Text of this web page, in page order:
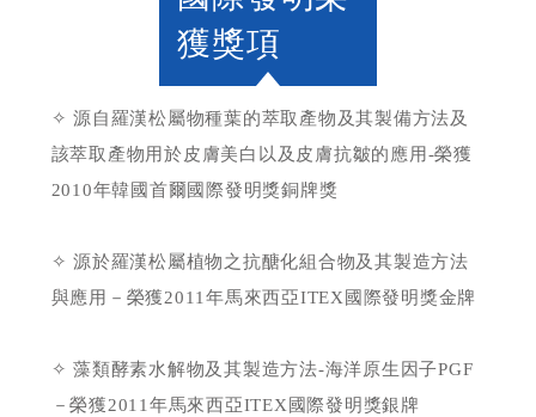
獲獎項
✧ 源自羅漢松屬物種葉的萃取產物及其製備方法及
該萃取產物用於皮膚美白以及皮膚抗皺的應用-榮獲
2010年韓國首爾國際發明獎銅牌獎
✧ 源於羅漢松屬植物之抗醣化組合物及其製造方法
與應用－榮獲2011年馬來西亞ITEX國際發明獎金牌
✧ 藻類酵素水解物及其製造方法-海洋原生因子PGF
－榮獲2011年馬來西亞ITEX國際發明獎銀牌